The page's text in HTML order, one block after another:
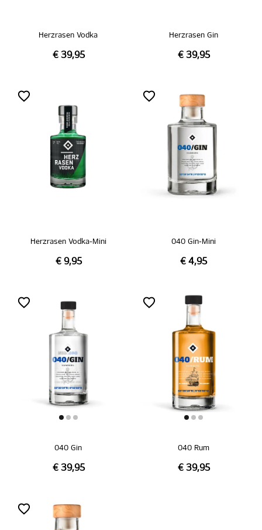
Herzrasen Vodka
€ 39,95
Herzrasen Gin
€ 39,95
Herzrasen Vodka-Mini
€ 9,95
040 Gin-Mini
€ 4,95
040 Gin
€ 39,95
040 Rum
€ 39,95